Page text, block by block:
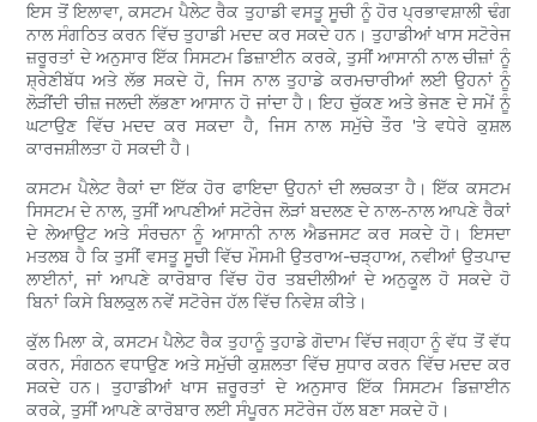
ਇਸ ਤੋਂ ਇਲਾਵਾ, ਕਸਟਮ ਪੈਲੇਟ ਰੈਕ ਤੁਹਾਡੀ ਵਸਤੂ ਸੂਚੀ ਨੂੰ ਹੋਰ ਪ੍ਰਭਾਵਸ਼ਾਲੀ ਢੰਗ
ਨਾਲ ਸੰਗਠਿਤ ਕਰਨ ਵਿੱਚ ਤੁਹਾਡੀ ਮਦਦ ਕਰ ਸਕਦੇ ਹਨ। ਤੁਹਾਡੀਆਂ ਖਾਸ ਸਟੋਰੇਜ
ਜ਼ਰੂਰਤਾਂ ਦੇ ਅਨੁਸਾਰ ਇੱਕ ਸਿਸਟਮ ਡਿਜ਼ਾਈਨ ਕਰਕੇ, ਤੁਸੀਂ ਆਸਾਨੀ ਨਾਲ ਚੀਜ਼ਾਂ ਨੂੰ
ਸ਼੍ਰੇਣੀਬੱਧ ਅਤੇ ਲੱਭ ਸਕਦੇ ਹੋ, ਜਿਸ ਨਾਲ ਤੁਹਾਡੇ ਕਰਮਚਾਰੀਆਂ ਲਈ ਉਹਨਾਂ ਨੂੰ
ਲੋੜੀਂਦੀ ਚੀਜ਼ ਜਲਦੀ ਲੱਭਣਾ ਆਸਾਨ ਹੋ ਜਾਂਦਾ ਹੈ। ਇਹ ਚੁੱਕਣ ਅਤੇ ਭੇਜਣ ਦੇ ਸਮੇਂ ਨੂੰ
ਘਟਾਉਣ ਵਿੱਚ ਮਦਦ ਕਰ ਸਕਦਾ ਹੈ, ਜਿਸ ਨਾਲ ਸਮੁੱਚੇ ਤੌਰ 'ਤੇ ਵਧੇਰੇ ਕੁਸ਼ਲ
ਕਾਰਜਸ਼ੀਲਤਾ ਹੋ ਸਕਦੀ ਹੈ।
ਕਸਟਮ ਪੈਲੇਟ ਰੈਕਾਂ ਦਾ ਇੱਕ ਹੋਰ ਫਾਇਦਾ ਉਹਨਾਂ ਦੀ ਲਚਕਤਾ ਹੈ। ਇੱਕ ਕਸਟਮ
ਸਿਸਟਮ ਦੇ ਨਾਲ, ਤੁਸੀਂ ਆਪਣੀਆਂ ਸਟੋਰੇਜ ਲੋੜਾਂ ਬਦਲਣ ਦੇ ਨਾਲ-ਨਾਲ ਆਪਣੇ ਰੈਕਾਂ
ਦੇ ਲੇਆਉਟ ਅਤੇ ਸੰਰਚਨਾ ਨੂੰ ਆਸਾਨੀ ਨਾਲ ਐਡਜਸਟ ਕਰ ਸਕਦੇ ਹੋ। ਇਸਦਾ
ਮਤਲਬ ਹੈ ਕਿ ਤੁਸੀਂ ਵਸਤੂ ਸੂਚੀ ਵਿੱਚ ਮੌਸਮੀ ਉਤਰਾਅ-ਚੜ੍ਹਾਅ, ਨਵੀਆਂ ਉਤਪਾਦ
ਲਾਈਨਾਂ, ਜਾਂ ਆਪਣੇ ਕਾਰੋਬਾਰ ਵਿੱਚ ਹੋਰ ਤਬਦੀਲੀਆਂ ਦੇ ਅਨੁਕੂਲ ਹੋ ਸਕਦੇ ਹੋ
ਬਿਨਾਂ ਕਿਸੇ ਬਿਲਕੁਲ ਨਵੇਂ ਸਟੋਰੇਜ ਹੱਲ ਵਿੱਚ ਨਿਵੇਸ਼ ਕੀਤੇ।
ਕੁੱਲ ਮਿਲਾ ਕੇ, ਕਸਟਮ ਪੈਲੇਟ ਰੈਕ ਤੁਹਾਨੂੰ ਤੁਹਾਡੇ ਗੋਦਾਮ ਵਿੱਚ ਜਗ੍ਹਾ ਨੂੰ ਵੱਧ ਤੋਂ ਵੱਧ
ਕਰਨ, ਸੰਗਠਨ ਵਧਾਉਣ ਅਤੇ ਸਮੁੱਚੀ ਕੁਸ਼ਲਤਾ ਵਿੱਚ ਸੁਧਾਰ ਕਰਨ ਵਿੱਚ ਮਦਦ ਕਰ
ਸਕਦੇ ਹਨ। ਤੁਹਾਡੀਆਂ ਖਾਸ ਜ਼ਰੂਰਤਾਂ ਦੇ ਅਨੁਸਾਰ ਇੱਕ ਸਿਸਟਮ ਡਿਜ਼ਾਈਨ
ਕਰਕੇ, ਤੁਸੀਂ ਆਪਣੇ ਕਾਰੋਬਾਰ ਲਈ ਸੰਪੂਰਨ ਸਟੋਰੇਜ ਹੱਲ ਬਣਾ ਸਕਦੇ ਹੋ।